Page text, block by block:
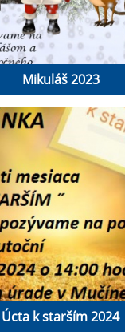
Mikuláš 2023
Úcta k starším 2024